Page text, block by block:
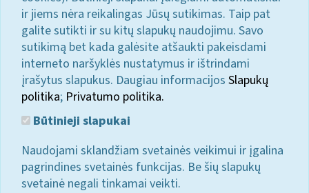
ir jiems nėra reikalingas Jūsų sutikimas. Taip pat
galite sutikti ir su kitų slapukų naudojimu. Savo
sutikimą bet kada galėsite atšaukti pakeisdami
interneto naršyklės nustatymus ir ištrindami
įrašytus slapukus. Daugiau informacijos Slapukų
politika; Privatumo politika.
Būtinieji slapukai
Naudojami sklandžiam svetainės veikimui ir įgalina
pagrindines svetainės funkcijas. Be šių slapukų
svetainė negali tinkamai veikti.